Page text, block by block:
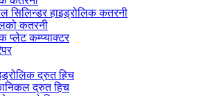
सिलिन्डर हाइड्रोलिक कतरनी
कतरनी
प्लेट कम्प्याक्टर
द्रुत हिच
द्रुत हिच